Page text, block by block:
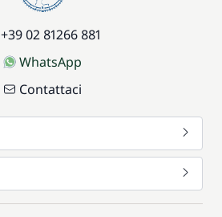
+39 02 81266 881
WhatsApp
Contattaci